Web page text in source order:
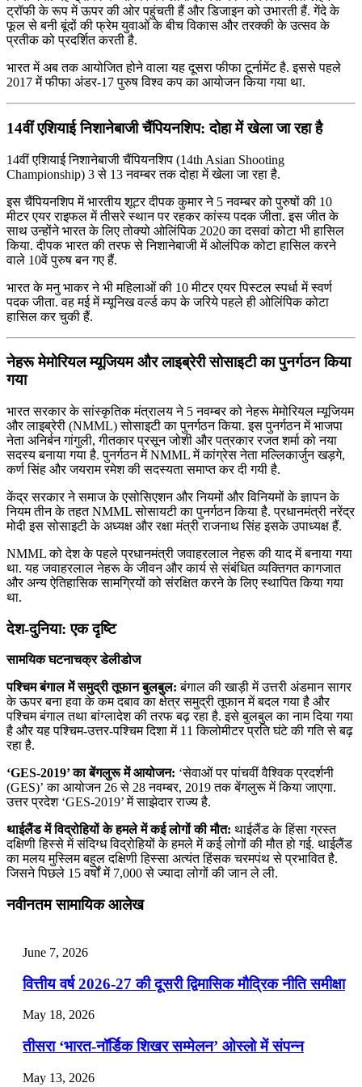
ट्रॉफी के रूप में ऊपर की ओर पहुंचती हैं और डिजाइन को उभारती हैं. गेंदे के
फूल से बनी बूंदों की फ्रेम युवाओं के बीच विकास और तरक्की के उत्सव के
प्रतीक को प्रदर्शित करती है.
भारत में अब तक आयोजित होने वाला यह दूसरा फीफा टूर्नामेंट है. इससे पहले
2017 में फीफा अंडर-17 पुरुष विश्व कप का आयोजन किया गया था.
14वीं एशियाई निशानेबाजी चैंपियनशिप: दोहा में खेला जा रहा है
14वीं एशियाई निशानेबाजी चैंपियनशिप (14th Asian Shooting
Championship) 3 से 13 नवम्बर तक दोहा में खेला जा रहा है.
इस चैंपियनशिप में भारतीय शूटर दीपक कुमार ने 5 नवम्बर को पुरुषों की 10
मीटर एयर राइफल में तीसरे स्थान पर रहकर कांस्य पदक जीता. इस जीत के
साथ उन्होंने भारत के लिए तोक्यो ओलिंपिक 2020 का दसवां कोटा भी हासिल
किया. दीपक भारत की तरफ से निशानेबाजी में ओलंपिक कोटा हासिल करने
वाले 10वें पुरुष बन गए हैं.
भारत के मनु भाकर ने भी महिलाओं की 10 मीटर एयर पिस्टल स्पर्धा में स्वर्ण
पदक जीता. वह मई में म्यूनिख वर्ल्ड कप के जरिये पहले ही ओलिंपिक कोटा
हासिल कर चुकी हैं.
नेहरू मेमोरियल म्यूजियम और लाइब्रेरी सोसाइटी का पुनर्गठन किया
गया
भारत सरकार के सांस्कृतिक मंत्रालय ने 5 नवम्बर को नेहरू मेमोरियल म्यूजियम
और लाइब्रेरी (NMML) सोसाइटी का पुनर्गठन किया. इस पुनर्गठन में भाजपा
नेता अनिर्बन गांगुली, गीतकार प्रसून जोशी और पत्रकार रजत शर्मा को नया
सदस्य बनाया गया है. पुनर्गठन में NMML में कांग्रेस नेता मल्लिकार्जुन खड़गे,
कर्ण सिंह और जयराम रमेश की सदस्यता समाप्त कर दी गयी है.
केंद्र सरकार ने समाज के एसोसिएशन और नियमों और विनियमों के ज्ञापन के
नियम तीन के तहत NMML सोसायटी का पुनर्गठन किया है. प्रधानमंत्री नरेंद्र
मोदी इस सोसाइटी के अध्यक्ष और रक्षा मंत्री राजनाथ सिंह इसके उपाध्यक्ष हैं.
NMML को देश के पहले प्रधानमंत्री जवाहरलाल नेहरू की याद में बनाया गया
था. यह जवाहरलाल नेहरू के जीवन और कार्य से संबंधित व्यक्तिगत कागजात
और अन्य ऐतिहासिक सामग्रियों को संरक्षित करने के लिए स्थापित किया गया
था.
देश-दुनिया: एक दृष्टि
सामयिक घटनाचक्र डेलीडोज
पश्चिम बंगाल में समुद्री तूफान बुलबुल: बंगाल की खाड़ी में उत्तरी अंडमान सागर
के ऊपर बना हवा के कम दबाव का क्षेत्र समुद्री तूफान में बदल गया है और
पश्चिम बंगाल तथा बांग्लादेश की तरफ बढ़ रहा है. इसे बुलबुल का नाम दिया गया
है और यह पश्चिम-उत्तर-पश्चिम दिशा में 11 किलोमीटर प्रति घंटे की गति से बढ़
रहा है.
‘GES-2019’ का बेंगलुरू में आयोजन: ‘सेवाओं पर पांचवीं वैश्विक प्रदर्शनी
(GES)’ का आयोजन 26 से 28 नवम्‍बर, 2019 तक बेंगलुरू में किया जाएगा.
उत्तर प्रदेश ‘GES-2019’ में साझेदार राज्‍य है.
थाईलैंड में विद्रोहियों के हमले में कई लोगों की मौत: थाईलैंड के हिंसा ग्रस्त
दक्षिणी हिस्से में संदिग्ध विद्रोहियों के हमले में कई लोगों की मौत हो गई. थाईलैंड
का मलय मुस्लिम बहुल दक्षिणी हिस्सा अत्यंत हिंसक चरमपंथ से प्रभावित है.
जिसने पिछले 15 वर्षों में 7,000 से ज्यादा लोगों की जान ले ली.
नवीनतम सामायिक आलेख
June 7, 2026
वित्तीय वर्ष 2026-27 की दूसरी द्विमासिक मौद्रिक नीति समीक्षा
May 18, 2026
तीसरा ‘भारत-नॉर्डिक शिखर सम्मेलन’ ओस्लो में संपन्न
May 13, 2026